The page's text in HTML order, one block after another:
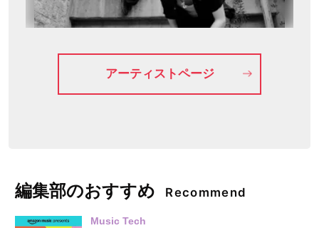
アーティストページ
編集部のおすすめ Recommend
Music Tech